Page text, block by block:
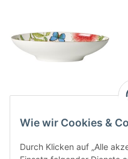
142,00 CHF *
Wie wir Cookies &
Durch Klicken auf „Alle